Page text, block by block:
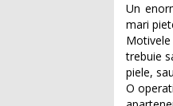
Un
mari
trebuie
piele,
O